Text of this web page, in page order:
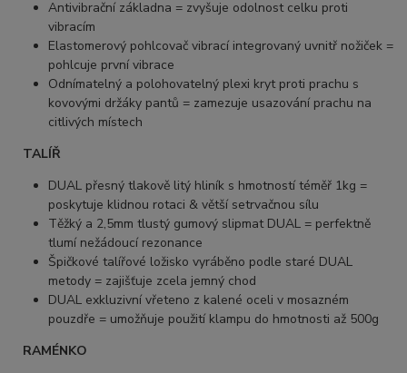
Antivibrační základna = zvyšuje odolnost celku proti
vibracím
Elastomerový pohlcovač vibrací integrovaný uvnitř nožiček =
pohlcuje první vibrace
Odnímatelný a polohovatelný plexi kryt proti prachu s
kovovými držáky pantů = zamezuje usazování prachu na
citlivých místech
TALÍŘ
DUAL přesný tlakově litý hliník s hmotností téměř 1kg =
poskytuje klidnou rotaci & větší setrvačnou sílu
Těžký a 2,5mm tlustý gumový slipmat DUAL = perfektně
tlumí nežádoucí rezonance
Špičkové talířové ložisko vyráběno podle staré DUAL
metody = zajišťuje zcela jemný chod
DUAL exkluzivní vřeteno z kalené oceli v mosazném
pouzdře = umožňuje použití klampu do hmotnosti až 500g
RAMÉNKO